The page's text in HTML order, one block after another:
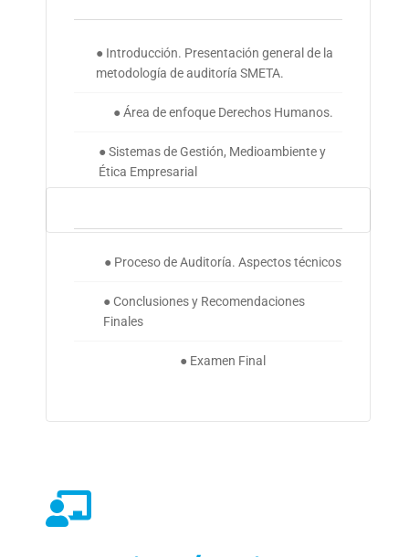
● Introducción. Presentación general de la
metodología de auditoría SMETA.
● Área de enfoque Derechos Humanos.
● Sistemas de Gestión, Medioambiente y
Ética Empresarial
● Proceso de Auditoría. Aspectos técnicos
● Conclusiones y Recomendaciones
Finales
● Examen Final